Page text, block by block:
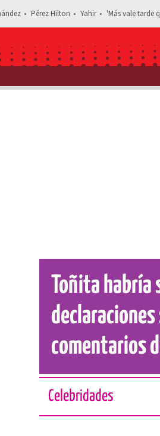
Pérez Hilton Yahir 'Más vale tarde
Estás leyendo: Toñita habría sido
Toñita
declaraciones
comentarios
Celebridades